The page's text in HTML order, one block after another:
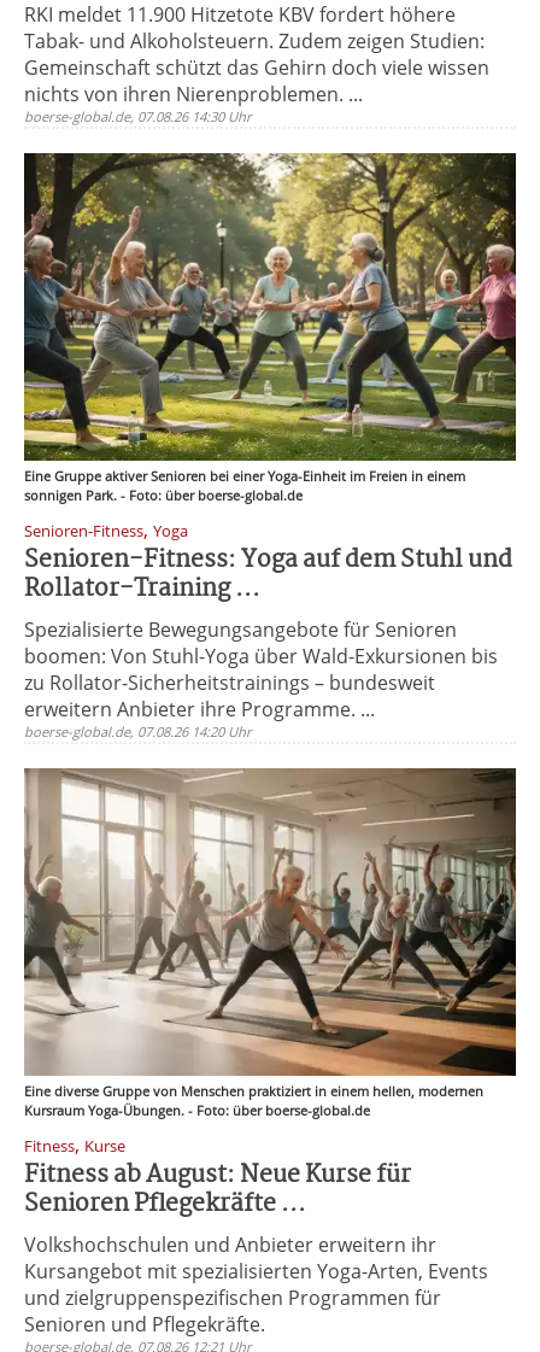
RKI meldet 11.900 Hitzetote KBV fordert höhere
Tabak- und Alkoholsteuern. Zudem zeigen Studien:
Gemeinschaft schützt das Gehirn doch viele wissen
nichts von ihren Nierenproblemen. ...
boerse-global.de, 07.08.26 14:30 Uhr
Eine Gruppe aktiver Senioren bei einer Yoga-Einheit im Freien in einem
sonnigen Park. - Foto: über boerse-global.de
Senioren-Fitness, Yoga
Senioren-Fitness: Yoga auf dem Stuhl und
Rollator-Training ...
Spezialisierte Bewegungsangebote für Senioren
boomen: Von Stuhl-Yoga über Wald-Exkursionen bis
zu Rollator-Sicherheitstrainings – bundesweit
erweitern Anbieter ihre Programme. ...
boerse-global.de, 07.08.26 14:20 Uhr
Eine diverse Gruppe von Menschen praktiziert in einem hellen, modernen
Kursraum Yoga-Übungen. - Foto: über boerse-global.de
Fitness, Kurse
Fitness ab August: Neue Kurse für
Senioren Pflegekräfte ...
Volkshochschulen und Anbieter erweitern ihr
Kursangebot mit spezialisierten Yoga-Arten, Events
und zielgruppenspezifischen Programmen für
Senioren und Pflegekräfte.
boerse-global.de, 07.08.26 12:21 Uhr